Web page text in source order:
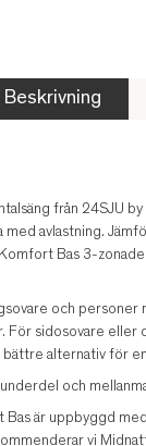
Beskrivning
från 24SJU
med avlastning.
Bas 3-
och personer
För sidosovare
alternativ för
och
Bas är uppbyggd
vi